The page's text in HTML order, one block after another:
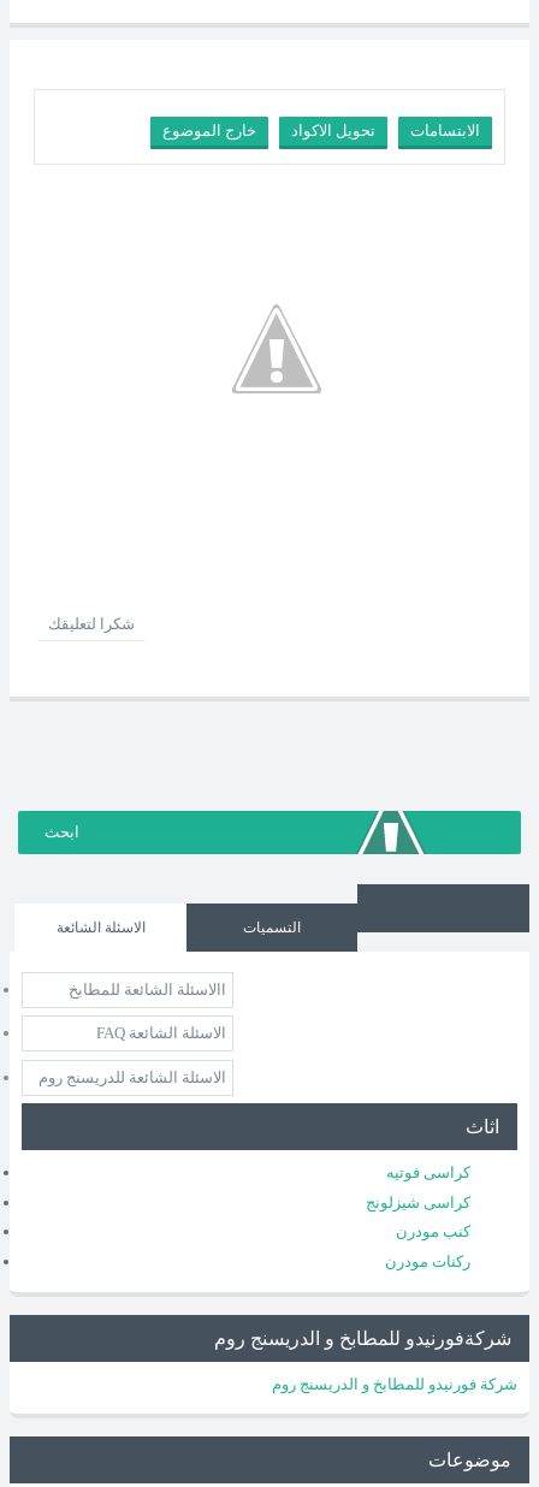
خارج الموضوع تحويل الاكواد الابتسامات
شكرا لتعليقك
الاسئلة الشائعة التسميات
االاسئلة الشائعة للمطابخ
الاسئلة الشائعة FAQ
الاسئلة الشائعة للدريسنج روم
اثاث
كراسى فوتيه
كراسى شيزلونج
كنب مودرن
ركنات مودرن
شركةفورنيدو للمطابخ و الدريسنج روم
شركة فورنيدو للمطابخ و الدريسنج روم
موضوعات